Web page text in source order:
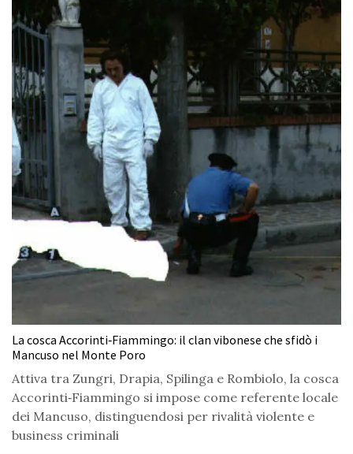
La cosca Accorinti‑Fiammingo: il clan vibonese che sfidò i
Mancuso nel Monte Poro
Attiva tra Zungri, Drapia, Spilinga e Rombiolo, la cosca
Accorinti‑Fiammingo si impose come referente locale
dei Mancuso, distinguendosi per rivalità violente e
business criminali